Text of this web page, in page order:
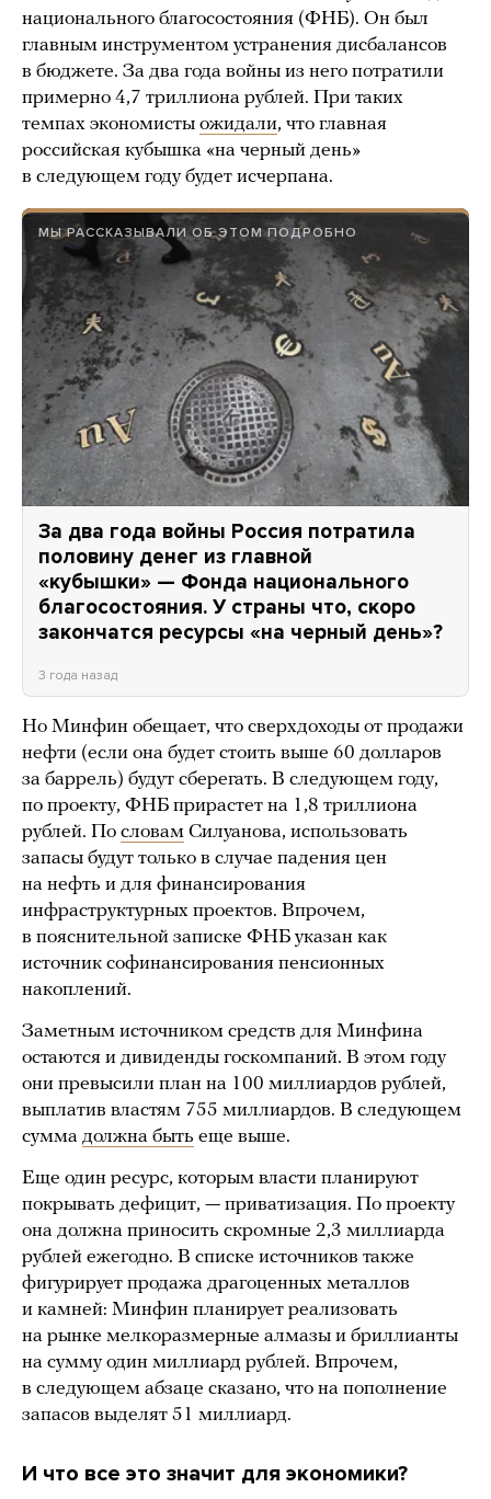
национального благосостояния (ФНБ). Он был
главным инструментом устранения дисбалансов
в бюджете. За два года войны из него потратили
примерно 4,7 триллиона рублей. При таких
темпах экономисты ожидали, что главная
российская кубышка «на черный день»
в следующем году будет исчерпана.
МЫ РАССКАЗЫВАЛИ ОБ ЭТОМ ПОДРОБНО
За два года войны Россия потратила
половину денег из главной
«кубышки» — Фонда национального
благосостояния. У страны что, скоро
закончатся ресурсы «на черный день»?
3 года назад
Но Минфин обещает, что сверхдоходы от продажи
нефти (если она будет стоить выше 60 долларов
за баррель) будут сберегать. В следующем году,
по проекту, ФНБ прирастет на 1,8 триллиона
рублей. По словам Силуанова, использовать
запасы будут только в случае падения цен
на нефть и для финансирования
инфраструктурных проектов. Впрочем,
в пояснительной записке ФНБ указан как
источник софинансирования пенсионных
накоплений.
Заметным источником средств для Минфина
остаются и дивиденды госкомпаний. В этом году
они превысили план на 100 миллиардов рублей,
выплатив властям 755 миллиардов. В следующем
сумма должна быть еще выше.
Еще один ресурс, которым власти планируют
покрывать дефицит, — приватизация. По проекту
она должна приносить скромные 2,3 миллиарда
рублей ежегодно. В списке источников также
фигурирует продажа драгоценных металлов
и камней: Минфин планирует реализовать
на рынке мелкоразмерные алмазы и бриллианты
на сумму один миллиард рублей. Впрочем,
в следующем абзаце сказано, что на пополнение
запасов выделят 51 миллиард.
И что все это значит для экономики?